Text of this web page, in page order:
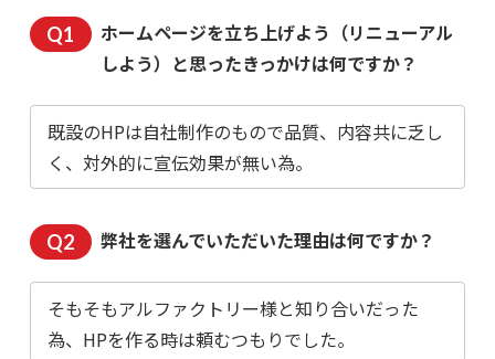
ホームページを立ち上げよう（リニューアル
しよう）と思ったきっかけは何ですか？
既設のHPは自社制作のもので品質、内容共に乏し
く、対外的に宣伝効果が無い為。
弊社を選んでいただいた理由は何ですか？
そもそもアルファクトリー様と知り合いだった
為、HPを作る時は頼むつもりでした。